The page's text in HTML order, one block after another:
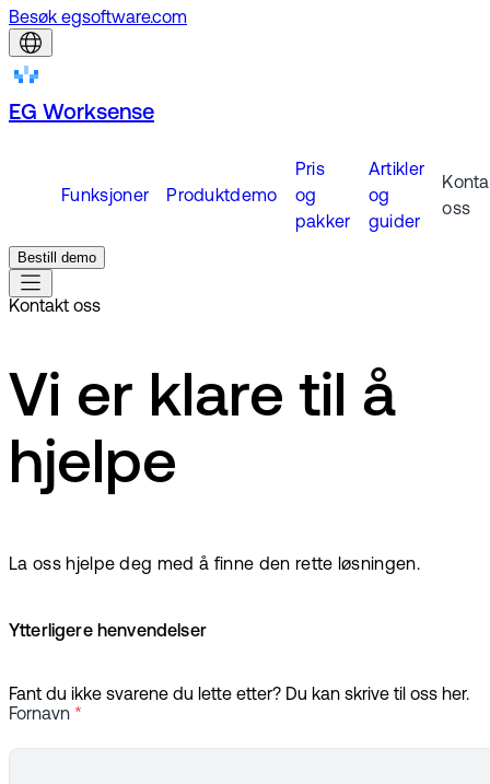
Besøk egsoftware.com
EG Worksense
Funksjoner Produktdemo
Pris
og
pakker
Artikler
og
guider
oss
Bestill demo
Kontakt oss
Vi er klare til å
hjelpe
La oss hjelpe deg med å finne den rette løsningen.
Ytterligere henvendelser
Fant du ikke svarene du lette etter? Du kan skrive til oss her.
Fornavn *